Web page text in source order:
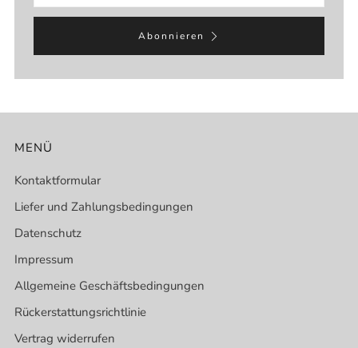
Abonnieren
MENÜ
Kontaktformular
Liefer und Zahlungsbedingungen
Datenschutz
Impressum
Allgemeine Geschäftsbedingungen
Rückerstattungsrichtlinie
Vertrag widerrufen